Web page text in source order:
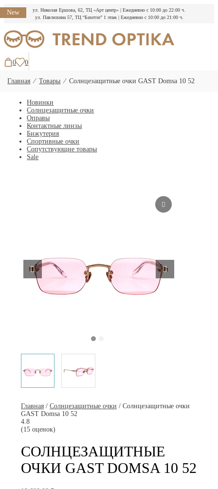
ул. Николая Ершова, 62, ТЦ «Арт центр» | Ежедневно с 10:00 до 22:00 ч.
ул. Павлюхина 57, ТЦ “Бахетле” 1 этаж | Ежедневно с 10:00 до 21:00 ч.
к
содержимому
0 0
Главная ⁄Товары ⁄Солнцезащитные очки GAST Domsa 10 52
Новинки
Солнцезащитные очки
Оправы
Контактные линзы
Бижутерия
Спортивные очки
Сопутствующие товары
Sale
New
Главная/ Солнцезащитные очки / Солнцезащитные очки
GAST Domsa 10 52
4.8
(15 оценок)
СОЛНЦЕЗАЩИТНЫЕ
ОЧКИ GAST DOMSA 10 52